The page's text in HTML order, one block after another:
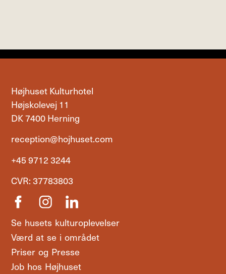
Højhuset Kulturhotel
Højskolevej 11
DK 7400 Herning
reception@hojhuset.com
+45 9712 3244
CVR: 37783803
Se husets kulturoplevelser
Værd at se i området
Priser og Presse
Job hos Højhuset